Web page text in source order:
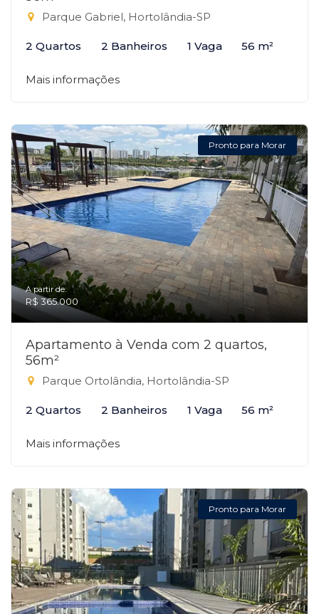
Parque Gabriel, Hortolândia-SP
2 Quartos 2 Banheiros 1 Vaga 56 m²
Mais informações
Pronto para Morar
A partir de:
R$ 365.000
Apartamento à Venda com 2 quartos,
56m²
Parque Ortolândia, Hortolândia-SP
2 Quartos 2 Banheiros 1 Vaga 56 m²
Mais informações
Pronto para Morar